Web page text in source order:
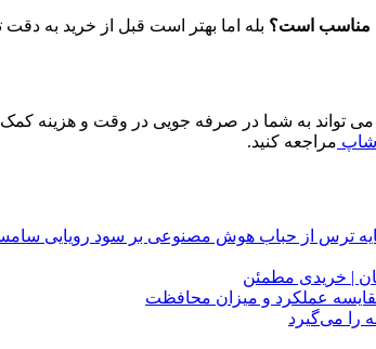
مناسب است؟ بله اما بهتر است قبل از خرید به
تواند به شما در صرفه جویی در وقت و هزینه
مراجعه کنید.
ترس از حباب هوش مصنوعی بر سود رویایی
| خریدی مطمئن
عملکرد و میزان محافظت
را می‌گیرد